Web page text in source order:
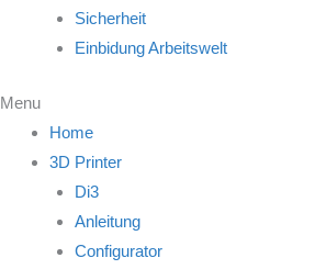
Sicherheit
Einbidung Arbeitswelt
Menu
Home
3D Printer
Di3
Anleitung
Configurator